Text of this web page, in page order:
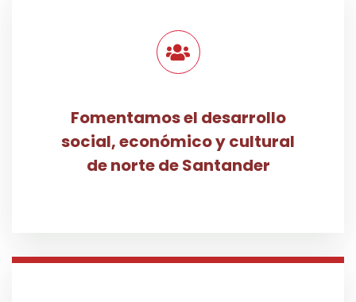
Fomentamos el desarrollo
social, económico y cultural
de norte de Santander